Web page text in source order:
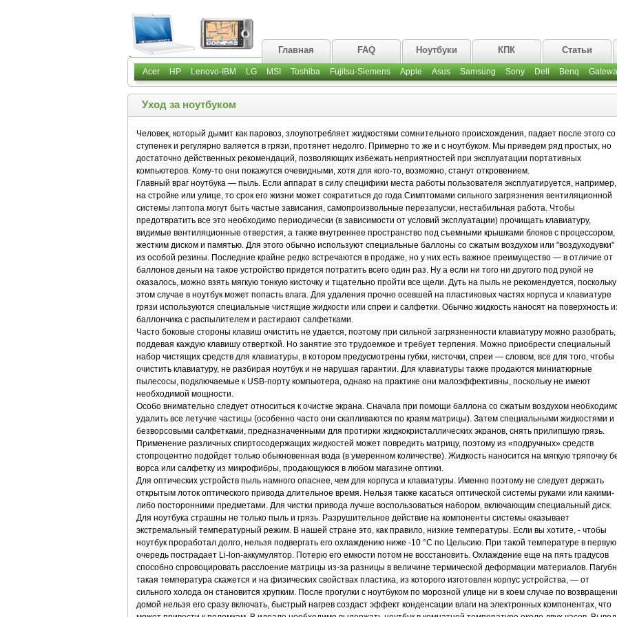
Главная FAQ Ноутбуки КПК Статьи
Acer HP Lenovo-IBM LG MSI Toshiba Fujitsu-Siemens Apple Asus Samsung Sony Dell Benq
Уход за ноутбуком
Человек, который дымит как паровоз, злоупотребляет жидкостями сомнительного происхождения, падает после этого со
ступенек и регулярно валяется в грязи, протянет недолго. Примерно то же и с ноутбуком. Мы приведем ряд простых, но
достаточно действенных рекомендаций, позволяющих избежать неприятностей при эксплуатации портативных
компьютеров. Кому-то они покажутся очевидными, хотя для кого-то, возможно, станут откровением.
Главный враг ноутбука — пыль. Если аппарат в силу специфики места работы пользователя эксплуатируется, например,
на стройке или улице, то срок его жизни может сократиться до года.Симптомами сильного загрязнения вентиляционной
системы лэптопа могут быть частые зависания, самопроизвольные перезапуски, нестабильная работа. Чтобы
предотвратить все это необходимо периодически (в зависимости от условий эксплуатации) прочищать клавиатуру,
видимые вентиляционные отверстия, а также внутреннее пространство под съемными крышками блоков с процессором,
жестким диском и памятью. Для этого обычно используют специальные баллоны со сжатым воздухом или "воздуходувки"
из особой резины. Последние крайне редко встречаются в продаже, но у них есть важное преимущество — в отличие от
баллонов деньги на такое устройство придется потратить всего один раз. Ну а если ни того ни другого под рукой не
оказалось, можно взять мягкую тонкую кисточку и тщательно пройти все щели. Дуть на пыль не рекомендуется, поскольку
этом случае в ноутбук может попасть влага. Для удаления прочно осевшей на пластиковых частях корпуса и клавиатуре
грязи используются специальные чистящие жидкости или спреи и салфетки. Обычно жидкость наносят на поверхность
баллончика с распылителем и растирают салфетками.
Часто боковые стороны клавиш очистить не удается, поэтому при сильной загрязненности клавиатуру можно разобрать,
поддевая каждую клавишу отверткой. Но занятие это трудоемкое и требует терпения. Можно приобрести специальный
набор чистящих средств для клавиатуры, в котором предусмотрены губки, кисточки, спреи — словом, все для того, чтобы
очистить клавиатуру, не разбирая ноутбук и не нарушая гарантии. Для клавиатуры также продаются миниатюрные
пылесосы, подключаемые к USB-порту компьютера, однако на практике они малоэффективны, поскольку не имеют
необходимой мощности.
Особо внимательно следует относиться к очистке экрана. Сначала при помощи баллона со сжатым воздухом
удалить все летучие частицы (особенно часто они скапливаются по краям матрицы). Затем специальными жидкостями и
безворсовыми салфетками, предназначенными для протирки жидкокристаллических экранов, снять прилипшую грязь.
Применение различных спиртосодержащих жидкостей может повредить матрицу, поэтому из «подручных» средств
стопроцентно подойдет только обыкновенная вода (в умеренном количестве). Жидкость наносится на мягкую тряпочку
ворса или салфетку из микрофибры, продающуюся в любом магазине оптики.
Для оптических устройств пыль намного опаснее, чем для корпуса и клавиатуры. Именно поэтому не следует держать
открытым лоток оптического привода длительное время. Нельзя также касаться оптической системы руками или какими-
либо посторонними предметами. Для чистки привода лучше воспользоваться набором, включающим специальный диск.
Для ноутбука страшны не только пыль и грязь. Разрушительное действие на компоненты системы оказывает
экстремальный температурный режим. В нашей стране это, как правило, низкие температуры. Если вы хотите, - чтобы
ноутбук проработал долго, нельзя подвергать его охлаждению ниже -10 °С по Цельсию. При такой температуре в первую
очередь пострадает Li-lon-аккумулятор. Потерю его емкости потом не восстановить. Охлаждение еще на пять градусов
способно спровоцировать расслоение матрицы из-за разницы в величине термической деформации материалов.
такая температура скажется и на физических свойствах пластика, из которого изготовлен корпус устройства, — от
сильного холода он становится хрупким. После прогулки с ноутбуком по морозной улице ни в коем случае по
домой нельзя его сразу включать, быстрый нагрев создаст эффект конденсации влаги на электронных компонентах, что